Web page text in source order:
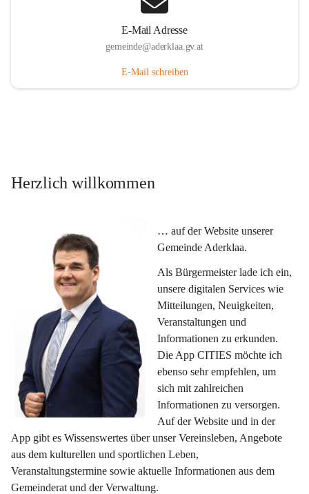
E-Mail Adresse
gemeinde@aderklaa.gv.at
E-Mail schreiben
Herzlich willkommen
… auf der Website unserer
Gemeinde Aderklaa.
Als Bürgermeister lade ich ein,
unsere digitalen Services wie
Mitteilungen, Neuigkeiten,
Veranstaltungen und
Informationen zu erkunden.
Die App CITIES möchte ich
ebenso sehr empfehlen, um
sich mit zahlreichen
Informationen zu versorgen.
Auf der Website und in der
App gibt es Wissenswertes über unser Vereinsleben, Angebote
aus dem kulturellen und sportlichen Leben,
Veranstaltungstermine sowie aktuelle Informationen aus dem
Gemeinderat und der Verwaltung.